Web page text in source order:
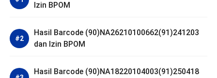
Izin BPOM
Hasil Barcode (90)NA26210100662(91)241203
dan Izin BPOM
Hasil Barcode (90)NA18220104003(91)250418